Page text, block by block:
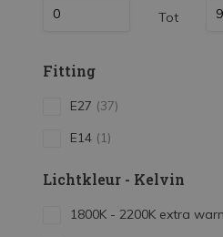
LED TL verlichting
Tot
Fitting
E27 (37)
E14 (1)
Lichtkleur - Kelvin
1800K - 2200K extra